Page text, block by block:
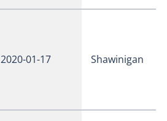
2020-01-17 Shawinigan